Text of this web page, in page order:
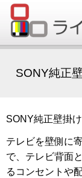
SONY純正
SONY純正壁掛
テレビを壁側に
で、テレビ背面
るコンセントや